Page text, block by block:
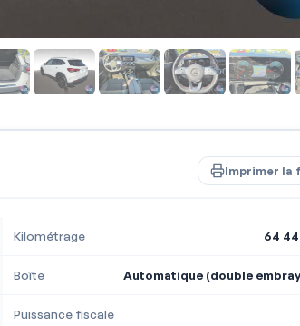
Imprimer la
Kilométrage 64
Boîte Automatique (double
Puissance fiscale